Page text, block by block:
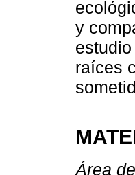
y
raíces
Área